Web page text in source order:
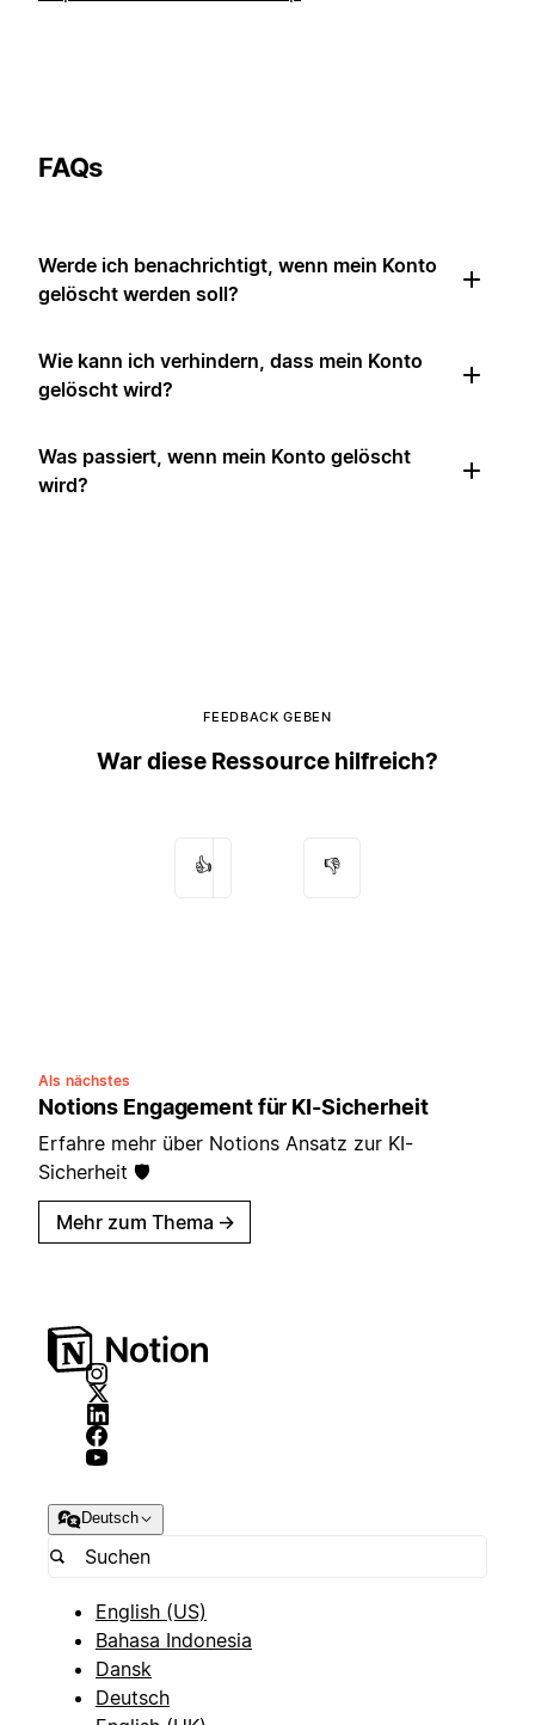
FAQs
Werde ich benachrichtigt, wenn mein Konto
gelöscht werden soll?
Wie kann ich verhindern, dass mein Konto
gelöscht wird?
Was passiert, wenn mein Konto gelöscht
wird?
FEEDBACK GEBEN
War diese Ressource hilfreich?
👍 👎
Als nächstes
Notions Engagement für KI-Sicherheit
Erfahre mehr über Notions Ansatz zur KI-
Sicherheit 🛡️
Mehr zum Thema →
Deutsch
English (US)
Bahasa Indonesia
Dansk
Deutsch